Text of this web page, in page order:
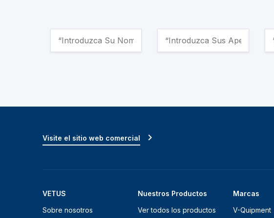
VETUS
Sobre nosotros
Nuestros Productos
Ver todos los productos
Marcas
V-Quipment
Visite el sitio web comercial